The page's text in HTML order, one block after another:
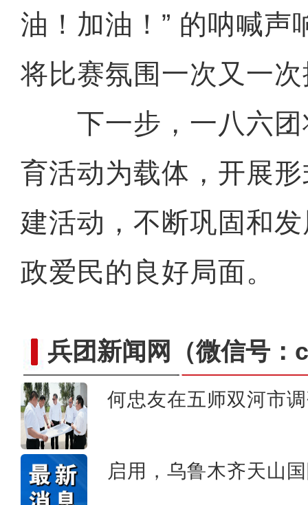
油！加油！” 的呐喊声
将比赛氛围一次又一
下一步，一八六团
育活动为载体，开展
建活动，不断巩固和
政爱民的良好局面。
兵团新闻网 （微信号
何忠友在五师双河市
启用，乌鲁木齐天山